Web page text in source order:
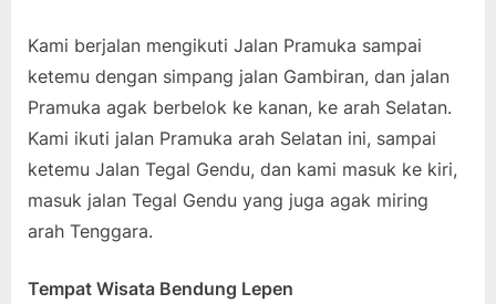
Kami berjalan mengikuti Jalan Pramuka sampai
ketemu dengan simpang jalan Gambiran, dan jalan
Pramuka agak berbelok ke kanan, ke arah Selatan.
Kami ikuti jalan Pramuka arah Selatan ini, sampai
ketemu Jalan Tegal Gendu, dan kami masuk ke kiri,
masuk jalan Tegal Gendu yang juga agak miring
arah Tenggara.
Tempat Wisata Bendung Lepen